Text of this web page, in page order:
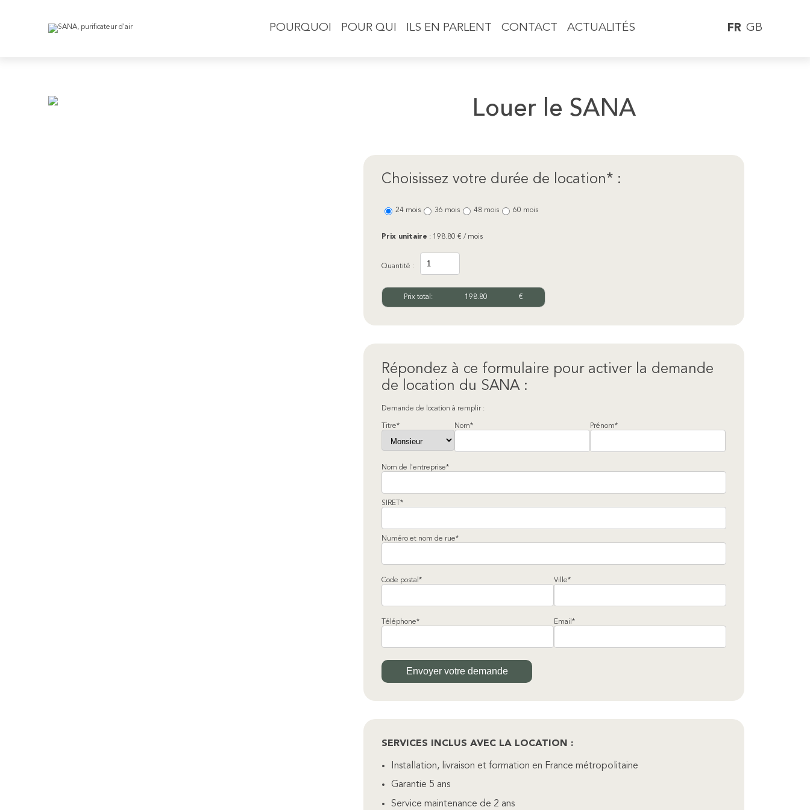
POURQUOI POUR QUI ILS EN PARLENT CONTACT ACTUALITÉS FR GB
Louer le SANA
Choisissez votre durée de location* :
24 mois 36 mois 48 mois 60 mois
Prix unitaire : 198.80 € / mois
Quantité :
Prix total: 198.80 €
Répondez à ce formulaire pour activer la demande
de location du SANA :
Demande de location à remplir :
Titre* Nom* Prénom*
Nom de l'entreprise*
SIRET*
Numéro et nom de rue*
Code postal* Ville*
Téléphone* Email*
SERVICES INCLUS AVEC LA LOCATION :
Installation, livraison et formation en France métropolitaine
Garantie 5 ans
Service maintenance de 2 ans